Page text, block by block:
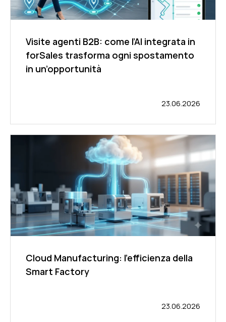
Visite agenti B2B: come l’AI integrata in
forSales trasforma ogni spostamento
in un’opportunità
23.06.2026
Cloud Manufacturing: l’efficienza della
Smart Factory
23.06.2026